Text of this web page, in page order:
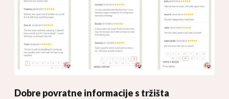
Dobre povratne informacije s tržišta